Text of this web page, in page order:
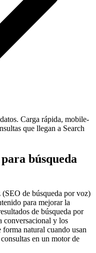
Carga rápida, mobile-
que llegan a Search
búsqueda
de búsqueda por voz)
para mejorar la
de búsqueda por
conversacional y los
forma natural cuando usan
en un motor de